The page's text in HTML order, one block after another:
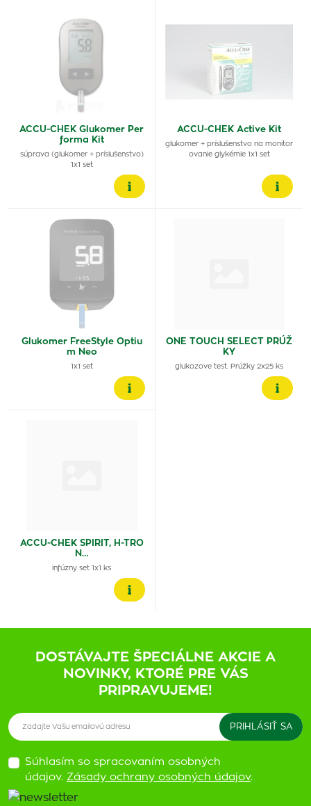
ACCU-CHEK Glukomer Per
forma Kit
súprava (glukomer + príslušenstvo)
1x1 set
ACCU-CHEK Active Kit
glukomer + príslušenstvo na monitor
ovanie glykémie 1x1 set
Glukomer FreeStyle Optiu
m Neo
1x1 set
ONE TOUCH SELECT PRÚŽ
KY
glukozove test. Prúžky 2x25 ks
ACCU-CHEK SPIRIT, H-TRO
N…
infúzny set 1x1 ks
DOSTÁVAJTE ŠPECIÁLNE AKCIE A
NOVINKY, KTORÉ PRE VÁS
PRIPRAVUJEME!
Súhlasím so spracovaním osobných
údajov. Zásady ochrany osobných údajov.